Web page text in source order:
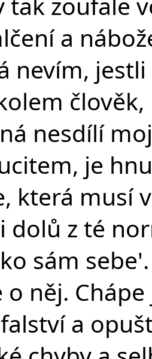
a
nevím,
nesdílí
je
která musí
dolů z té
sám
o něj.
a